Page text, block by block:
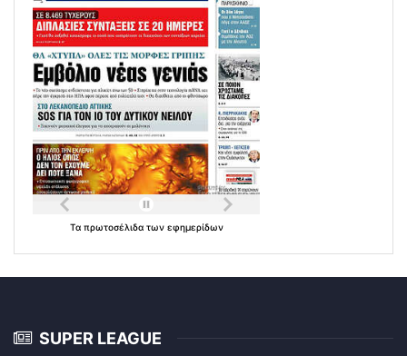
Τα πρωτοσέλιδα των εφημερίδων
SUPER LEAGUE